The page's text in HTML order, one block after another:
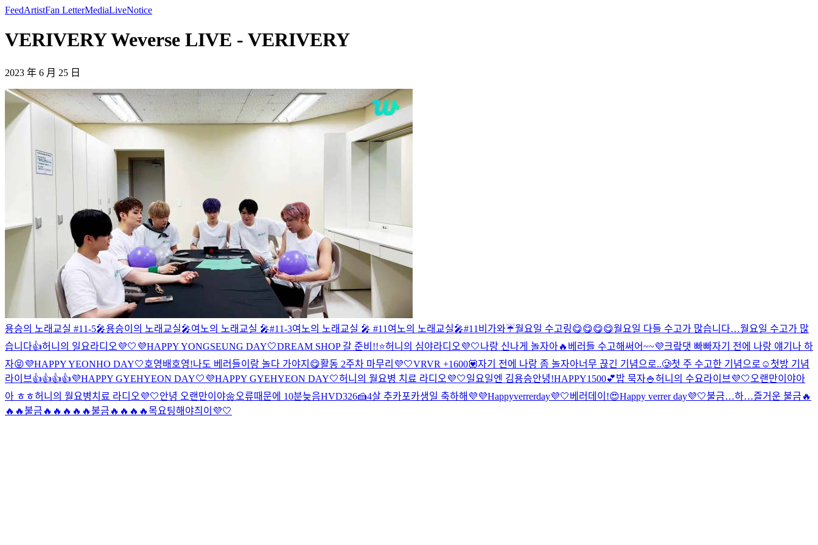
FeedArtistFan LetterMediaLiveNotice
VERIVERY Weverse LIVE - VERIVERY
2023 年 6 月 25 日
용승의 노래교실 #11-5🎤용승이의 노래교실🎤여노의 노래교실 🎤#11-3여노의 노래교실 🎤 #11 여노의 노래교실🎤#11 비가와☔️월요일 수고링😋😋😋😋월요일 다들 수고가 많습니다…월요일 수고가 많
습니다👍허니의 일요라디오💜🤍 💜HAPPY YONGSEUNG DAY🤍DREAM SHOP 갈 준비!!⭐️허니의 심야라디오💜🤍나랑 신나게 놀자아🔥 베러들 수고해써어~~💜크랔댓 빠빠자기 전에 나랑 얘기나 하
자😝💜HAPPY YEONHO DAY🤍호영배 호영!나도 베러들이랑 놀다 가야지😋활동 2주차 마무리💜🤍VRVR +1600💟자기 전에 나랑 좀 놀자아너무 끊긴 기념으로..🥲첫 주 수고한 기념으로☺️ 첫방 기념
라이브👍👍👍👍💜HAPPY GYEHYEON DAY🤍 💜HAPPY GYEHYEON DAY🤍허니의 월요병 치료 라디오💜🤍일요일엔 김용승안녕!HAPPY1500💕밥 묵자🍚허니의 수요라이브💜🤍 오랜만이야아
아 ㅎㅎ허니의 월요병치료 라디오💜🤍안녕 오랜만이야🌼 오류때문에 10분늦음HVD326🍰4살 추카포카생일 축하해💜💜Happyverrerday💜🤍베러데이!😍Happy verrer day💜🤍불금…하…즐거운 불금🔥
🔥🔥불금🔥🔥🔥🔥🔥불금🔥🔥🔥🔥목요팅해야즤이💜🤍